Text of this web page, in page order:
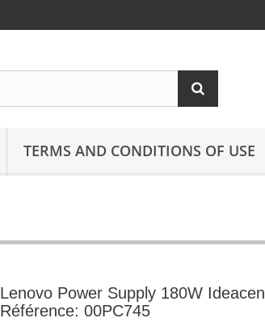
TERMS AND CONDITIONS OF USE
Lenovo Power Supply 180W
Référence: 00PC745